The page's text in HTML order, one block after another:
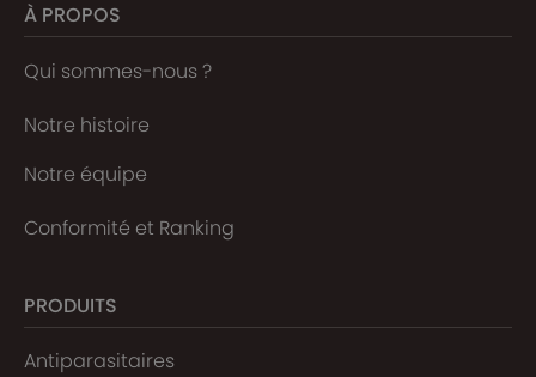
À PROPOS
Qui sommes-nous ?
Notre histoire
Notre équipe
Conformité et Ranking
PRODUITS
Antiparasitaires